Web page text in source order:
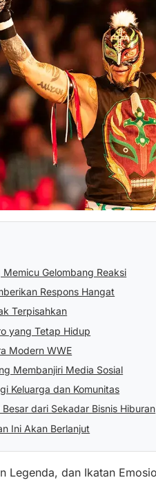
Memicu Gelombang Reaksi
Respons Hangat
Terpisahkan
yang Tetap Hidup
Modern WWE
Membanjiri Media Sosial
Keluarga dan Komunitas
dari Sekadar Bisnis Hiburan
Ini Akan Berlanjut
Legenda, dan Ikatan